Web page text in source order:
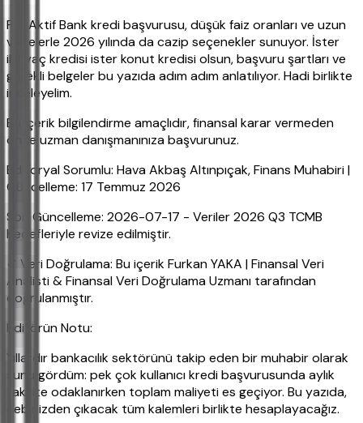
Ptt Aktif Bank kredi başvurusu, düşük faiz oranları ve uzun
vadelerle 2026 yılında da cazip seçenekler sunuyor. İster
ihtiyaç kredisi ister konut kredisi olsun, başvuru şartları ve
gerekli belgeler bu yazıda adım adım anlatılıyor. Hadi birlikte
inceleyelim.
Bu içerik bilgilendirme amaçlıdır, finansal karar vermeden
önce uzman danışmanınıza başvurunuz.
Editoryal Sorumlu: Hava Akbaş Altınpıçak, Finans Muhabiri |
Güncelleme: 17 Temmuz 2026
Son Güncelleme: 2026-07-17 - Veriler 2026 Q3 TCMB
hedefleriyle revize edilmiştir.
✔ Veri Doğrulama: Bu içerik Furkan YAKA | Finansal Veri
Analisti & Finansal Veri Doğrulama Uzmanı tarafından
doğrulanmıştır.
Editörün Notu:
Yıllardır bankacılık sektörünü takip eden bir muhabir olarak
şunu gördüm: pek çok kullanıcı kredi başvurusunda aylık
taksite odaklanırken toplam maliyeti es geçiyor. Bu yazıda,
cebinizden çıkacak tüm kalemleri birlikte hesaplayacağız.